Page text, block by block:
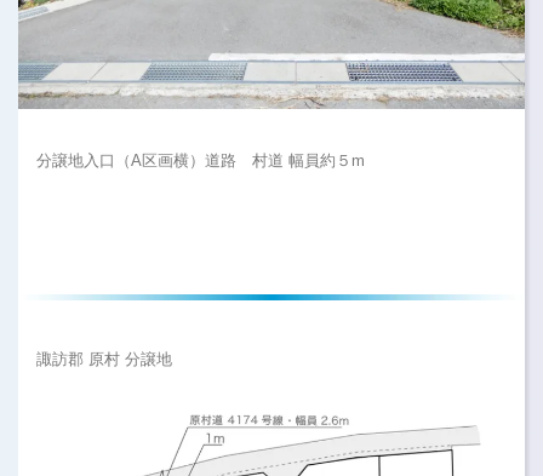
分譲地入口（A区画横）道路 村道 幅員約５m
諏訪郡 原村 分譲地